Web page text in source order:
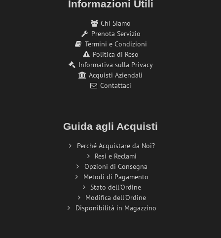
Informazioni Utili
Chi Siamo
Prenota Servizio
Termini e Condizioni
Politica di Reso
Informativa sulla Privacy
Acquisti Aziendali
Contattaci
Guida agli Acquisti
Perché Acquistare da Noi?
Resi e Reclami
Opzioni di Consegna
Metodi di Pagamento
Stato dell'Ordine
Modifica dell'Ordine
Disponibilità in Magazzino